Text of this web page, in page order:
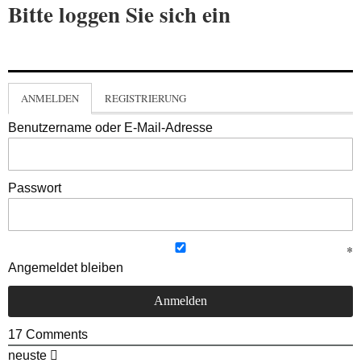
Bitte loggen Sie sich ein
ANMELDEN REGISTRIERUNG
Benutzername oder E-Mail-Adresse
Passwort
Angemeldet bleiben
17 Comments
neuste